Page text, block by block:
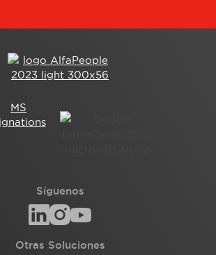
Síguenos
Otras Soluciones